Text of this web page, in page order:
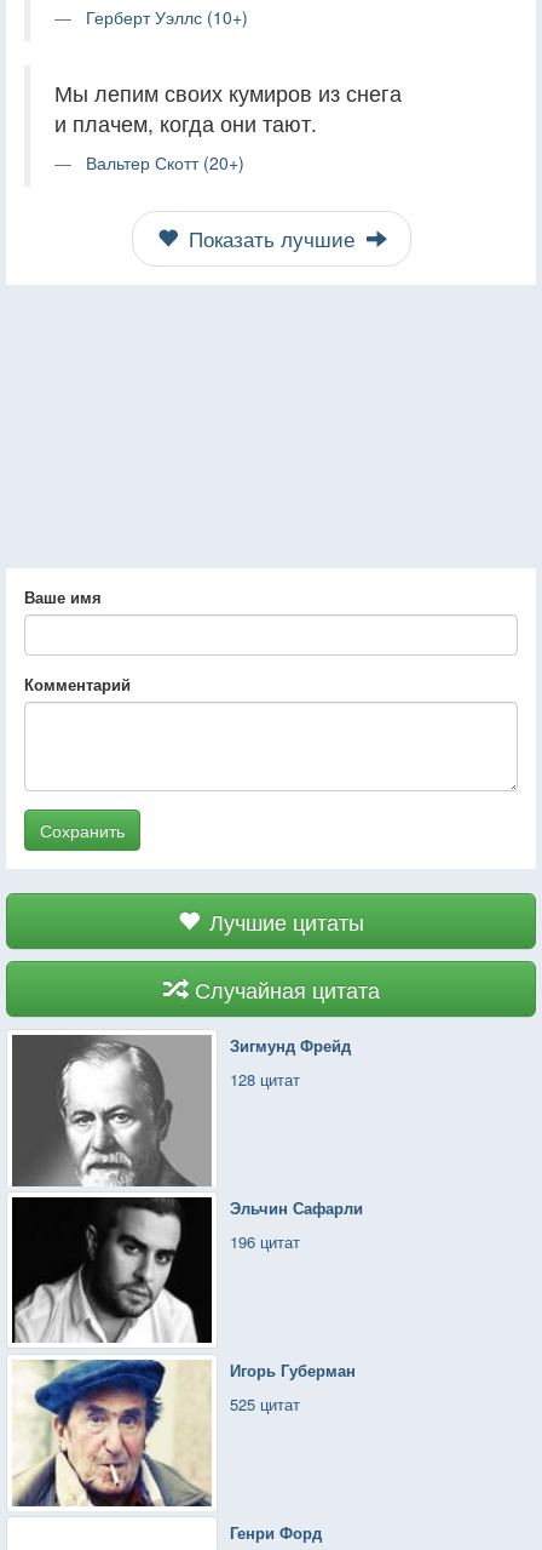
Герберт Уэллс (10+)
Мы лепим своих кумиров из снега
и плачем, когда они тают.
Вальтер Скотт (20+)
Показать лучшие
Ваше имя
Комментарий
Сохранить
Лучшие цитаты
Случайная цитата
Зигмунд Фрейд
128 цитат
Эльчин Сафарли
196 цитат
Игорь Губерман
525 цитат
Генри Форд